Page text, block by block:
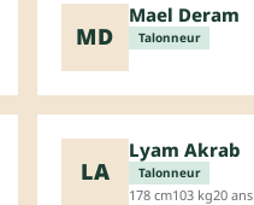
MD
Mael Deram
Talonneur
LA
Lyam Akrab
Talonneur
178 cm103 kg20 ans